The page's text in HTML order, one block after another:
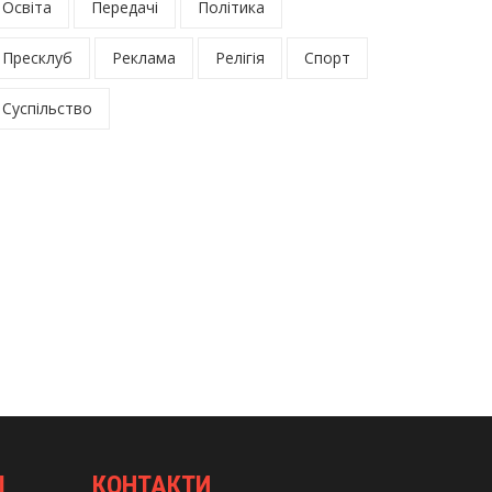
Освіта Передачі Політика
Пресклуб Реклама Релігія Спорт
Суспільство
КОНТАКТИ